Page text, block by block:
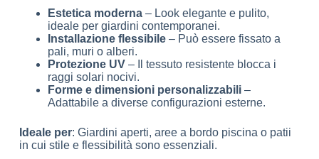
Estetica moderna– Look elegante e pulito,
ideale per giardini contemporanei.
Installazione flessibile– Può essere fissato a
pali, muri o alberi.
Protezione UV– Il tessuto resistente blocca i
raggi solari nocivi.
Forme e dimensioni personalizzabili–
Adattabile a diverse configurazioni esterne.
Ideale per: Giardini aperti, aree a bordo piscina o patii
in cui stile e flessibilità sono essenziali.